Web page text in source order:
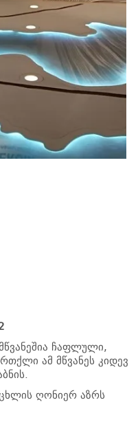
ჩაფლული,
ამ მწვანეს კიდევ
ღონიერ აზრს